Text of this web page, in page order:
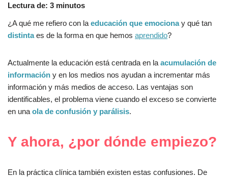
Lectura de: 3 minutos
¿A qué me refiero con la educación que emocionay qué tan
distintaes de la forma en que hemos aprendido?
Actualmente la educación está centrada en la acumulación de
información y en los medios nos ayudan a incrementar más
información y más medios de acceso. Las ventajas son
identificables, el problema viene cuando el exceso se convierte
en una ola de confusión y parálisis.
Y ahora, ¿por dónde empiezo?
En la práctica clínica también existen estas confusiones. De